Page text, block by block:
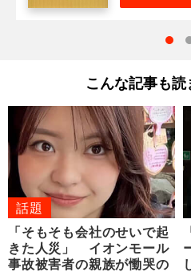
こんな記事も
話題
「そもそも会社のせいで起
きた人災」 イオンモール
事故被害者の親族が慟哭の